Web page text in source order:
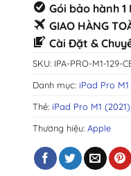
Gói bảo hành 1
GIAO HÀNG
Cài Đặt &
SKU: IPA-PRO-M1-129-
Danh mục: iPad Pro
Thẻ: iPad Pro M1 (2021)
Thương hiệu: Apple